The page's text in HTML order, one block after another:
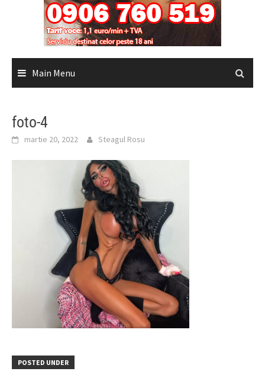
Main Menu
foto-4
martie 20, 2022 Steagul Rosu
POSTED UNDER